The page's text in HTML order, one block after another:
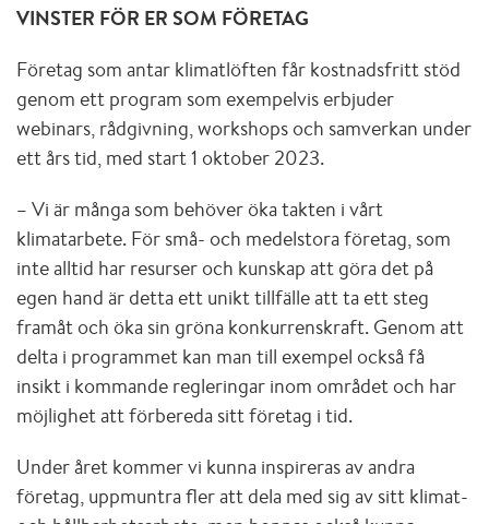
VINSTER FÖR ER SOM FÖRETAG
Företag som antar klimatlöften får kostnadsfritt stöd
genom ett program som exempelvis erbjuder
webinars, rådgivning, workshops och samverkan under
ett års tid, med start 1 oktober 2023.
– Vi är många som behöver öka takten i vårt
klimatarbete. För små- och medelstora företag, som
inte alltid har resurser och kunskap att göra det på
egen hand är detta ett unikt tillfälle att ta ett steg
framåt och öka sin gröna konkurrenskraft. Genom att
delta i programmet kan man till exempel också få
insikt i kommande regleringar inom området och har
möjlighet att förbereda sitt företag i tid.
Under året kommer vi kunna inspireras av andra
företag, uppmuntra fler att dela med sig av sitt klimat-